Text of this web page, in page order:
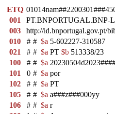
ETQ
001
PT.BNPORTUGAL.BNP-
003
http://id.bnportugal.gov.pt/
010
# # $a 5-602227-310587
021
# # $a PT $b 513338/23
100
# # $a
101
0 # $a por
102
# # $a PT
105
# # $a a###z###000yy
106
# # $a r